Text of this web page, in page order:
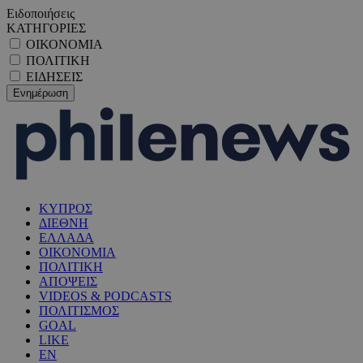
Ειδοποιήσεις
ΚΑΤΗΓΟΡΙΕΣ
ΟΙΚΟΝΟΜΙΑ
ΠΟΛΙΤΙΚΗ
ΕΙΔΗΣΕΙΣ
ΚΥΠΡΟΣ
ΔΙΕΘΝΗ
ΕΛΛΑΔΑ
ΟΙΚΟΝΟΜΙΑ
ΠΟΛΙΤΙΚΗ
ΑΠΟΨΕΙΣ
VIDEOS & PODCASTS
ΠΟΛΙΤΙΣΜΟΣ
GOAL
LIKE
EN